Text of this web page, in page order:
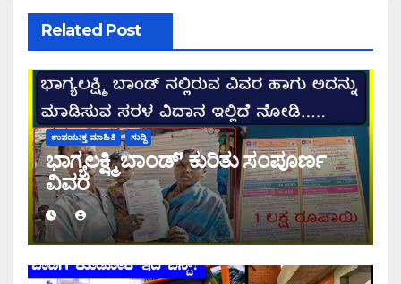
Related Post
ಉಪಯುಕ್ತ ಮಾಹಿತಿ ಸುದ್ದಿ
ಭಾಗ್ಯಲಕ್ಷ್ಮಿ ಬಾಂಡ್’ ಕುರಿತು ಸಂಪೂರ್ಣ
ವಿವರ